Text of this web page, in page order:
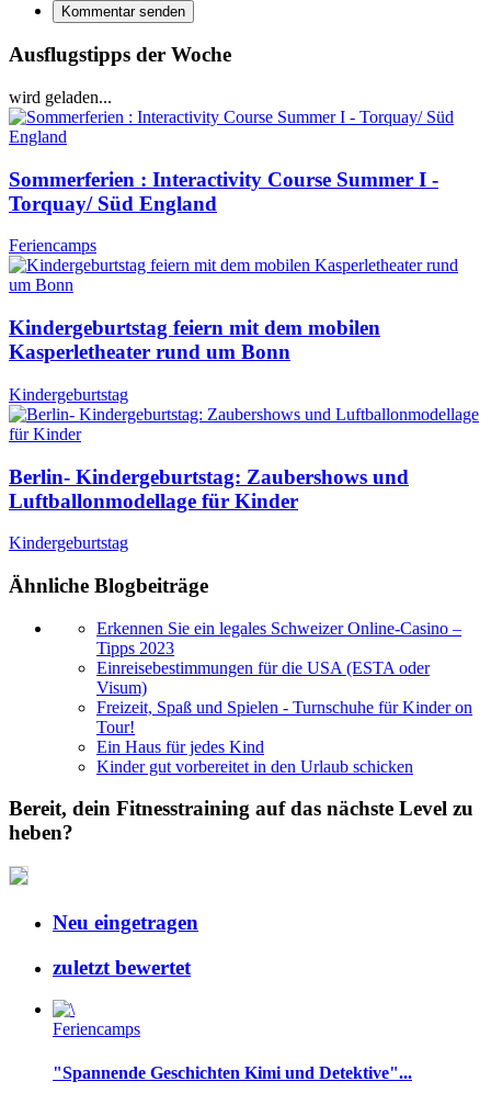
Kommentar senden
Ausflugstipps der Woche
wird geladen...
Sommerferien : Interactivity Course Summer I -
Torquay/ Süd England
Feriencamps
Kindergeburtstag feiern mit dem mobilen
Kasperletheater rund um Bonn
Kindergeburtstag
Berlin- Kindergeburtstag: Zaubershows und
Luftballonmodellage für Kinder
Kindergeburtstag
Ähnliche Blogbeiträge
Erkennen Sie ein legales Schweizer Online-Casino –
Tipps 2023
Einreisebestimmungen für die USA (ESTA oder
Visum)
Freizeit, Spaß und Spielen - Turnschuhe für Kinder on
Tour!
Ein Haus für jedes Kind
Kinder gut vorbereitet in den Urlaub schicken
Bereit, dein Fitnesstraining auf das nächste Level zu
heben?
Neu eingetragen
zuletzt bewertet
Feriencamps
"Spannende Geschichten Kimi und Detektive"...